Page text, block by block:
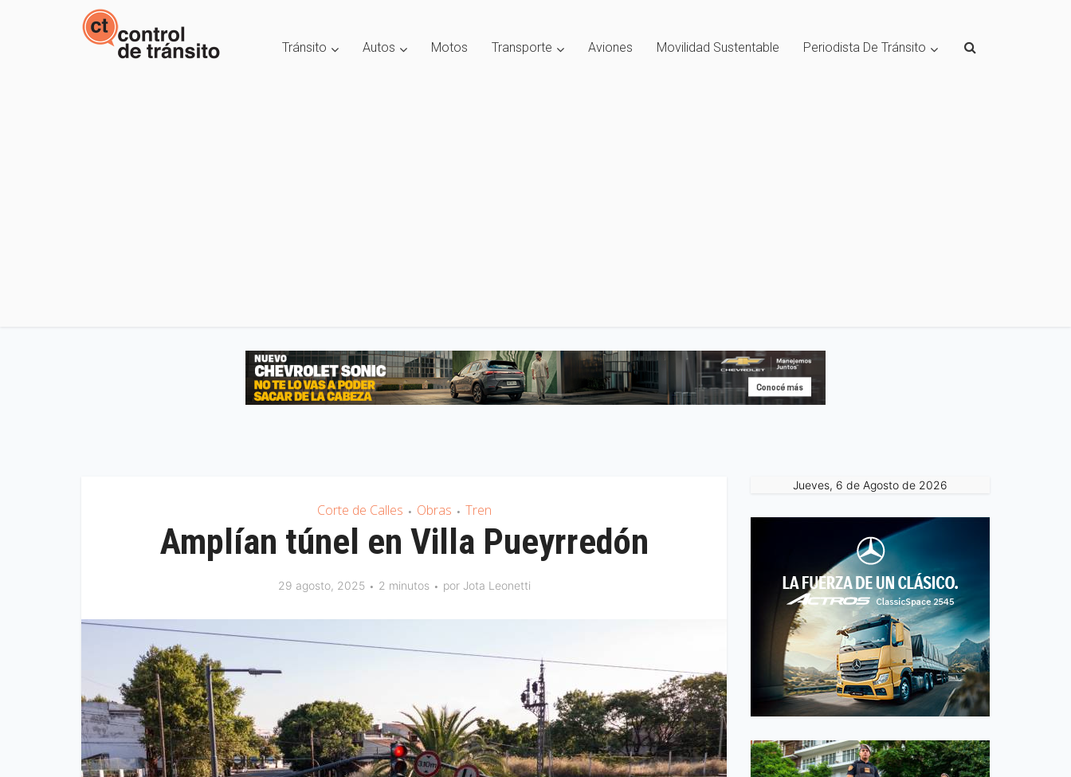
Tránsito Autos Motos Transporte Aviones Movilidad Sustentable Periodista De Tránsito
Corte de Calles • Obras • Tren
Amplían túnel en Villa Pueyrredón
29 agosto, 2025 2 minutos por Jota Leonetti
Jueves, 6 de Agosto de 2026